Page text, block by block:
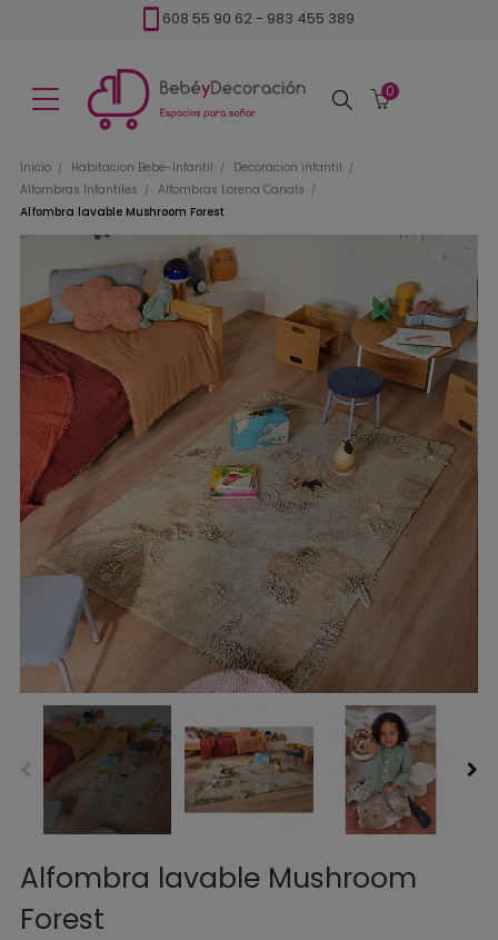
608 55 90 62 - 983 455 389
Buscar
0
Inicio Habitacion Bebe-Infantil
Decoracion infantil
Alfombras Infantiles
Alfombras Lorena Canals
Alfombra lavable Mushroom Forest
Alfombra lavable Mushroom
Forest